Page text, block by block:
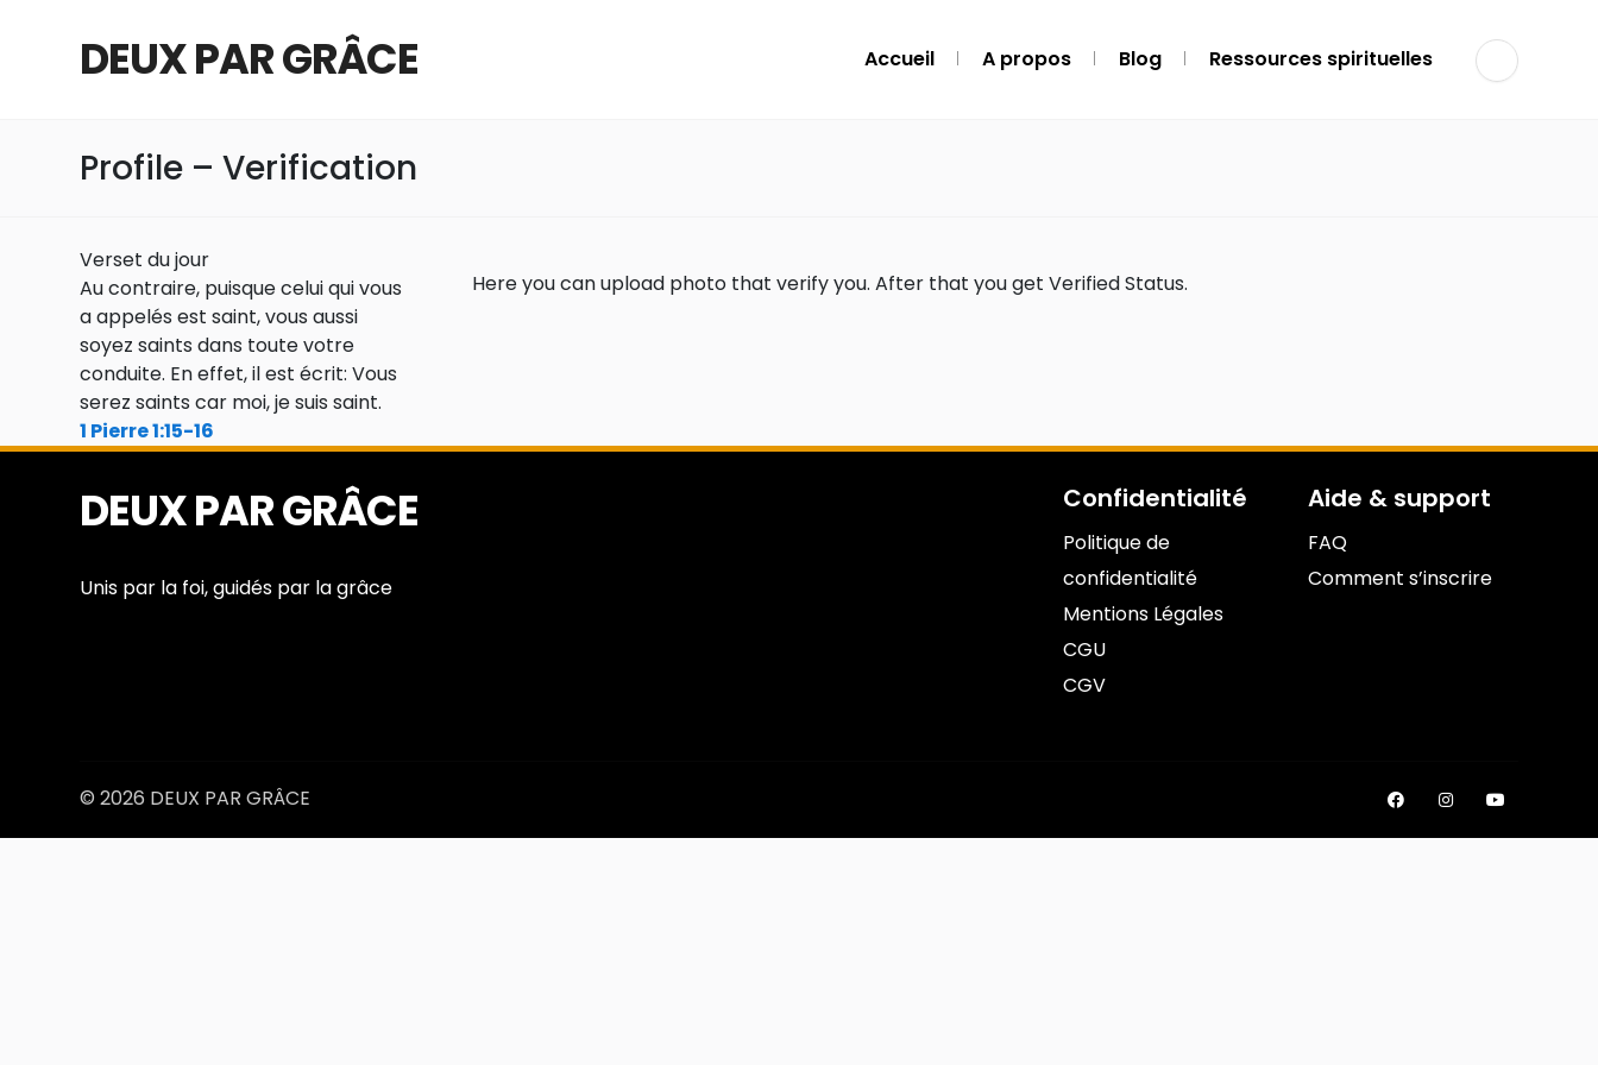
DEUX PAR GRÂCE Accueil A propos Blog Ressources spirituelles
Profile – Verification
Here you can upload photo that verify you. After that you get Verified Status.
Verset du jour
Au contraire, puisque celui qui vous
a appelés est saint, vous aussi
soyez saints dans toute votre
conduite. En effet, il est écrit: Vous
serez saints car moi, je suis saint.
1 Pierre 1:15-16
DEUX PAR GRÂCE
Unis par la foi, guidés par la grâce
Confidentialité
Politique de
confidentialité
Mentions Légales
CGU
CGV
Aide & support
FAQ
Comment s’inscrire
© 2026 DEUX PAR GRÂCE